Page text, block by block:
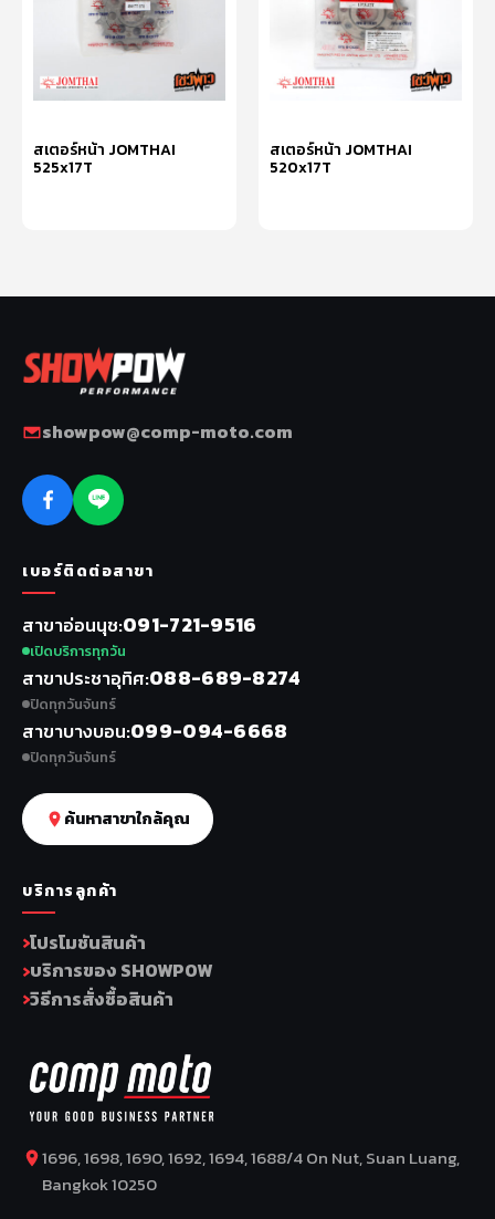
สเตอร์หน้า JOMTHAI
525x17T
สเตอร์หน้า JOMTHAI
520x17T
showpow@comp-moto.com
เบอร์ติดต่อสาขา
สาขาอ่อนนุช 091-721-9516
เปิดบริการทุกวัน
สาขาประชาอุทิศ 088-689-8274
ปิดทุกวันจันทร์
สาขาบางบอน 099-094-6668
ปิดทุกวันจันทร์
ค้นหาสาขาใกล้คุณ
บริการลูกค้า
โปรโมชันสินค้า
บริการของ SHOWPOW
วิธีการสั่งซื้อสินค้า
1696, 1698, 1690, 1692, 1694, 1688/4 On Nut, Suan Luang,
Bangkok 10250